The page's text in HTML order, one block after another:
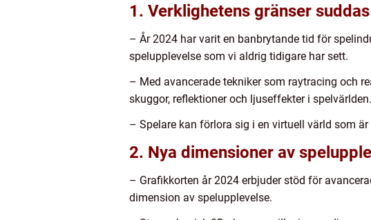
1. Verklighetens gränser
– År 2024 har varit en banbrytande tid för
spelupplevelse som vi aldrig tidigare har sett.
– Med avancerade tekniker som raytracing och
skuggor, reflektioner och ljuseffekter i spelvärlden.
– Spelare kan förlora sig i en virtuell värld som
2. Nya dimensioner av
– Grafikkorten år 2024 erbjuder stöd för
dimension av spelupplevelse.